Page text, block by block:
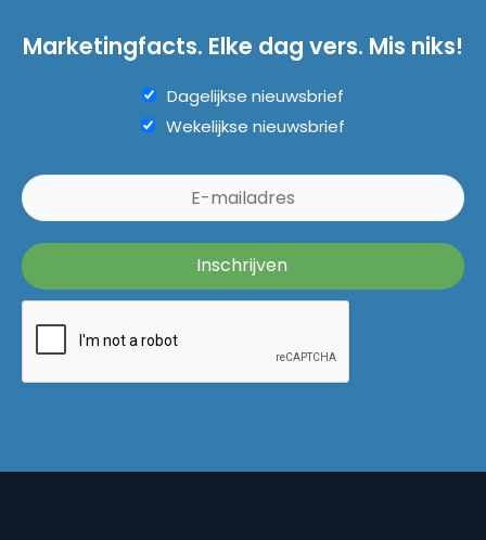
Marketingfacts. Elke dag vers. Mis niks!
Dagelijkse nieuwsbrief
Wekelijkse nieuwsbrief